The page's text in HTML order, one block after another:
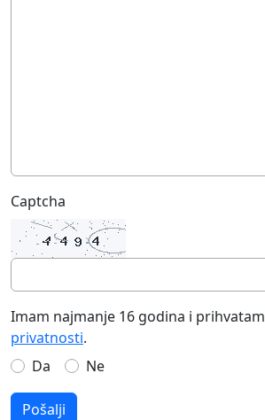
Captcha
Imam najmanje 16 godina i prihvatam
privatnosti.
Da
Ne
Pošalji